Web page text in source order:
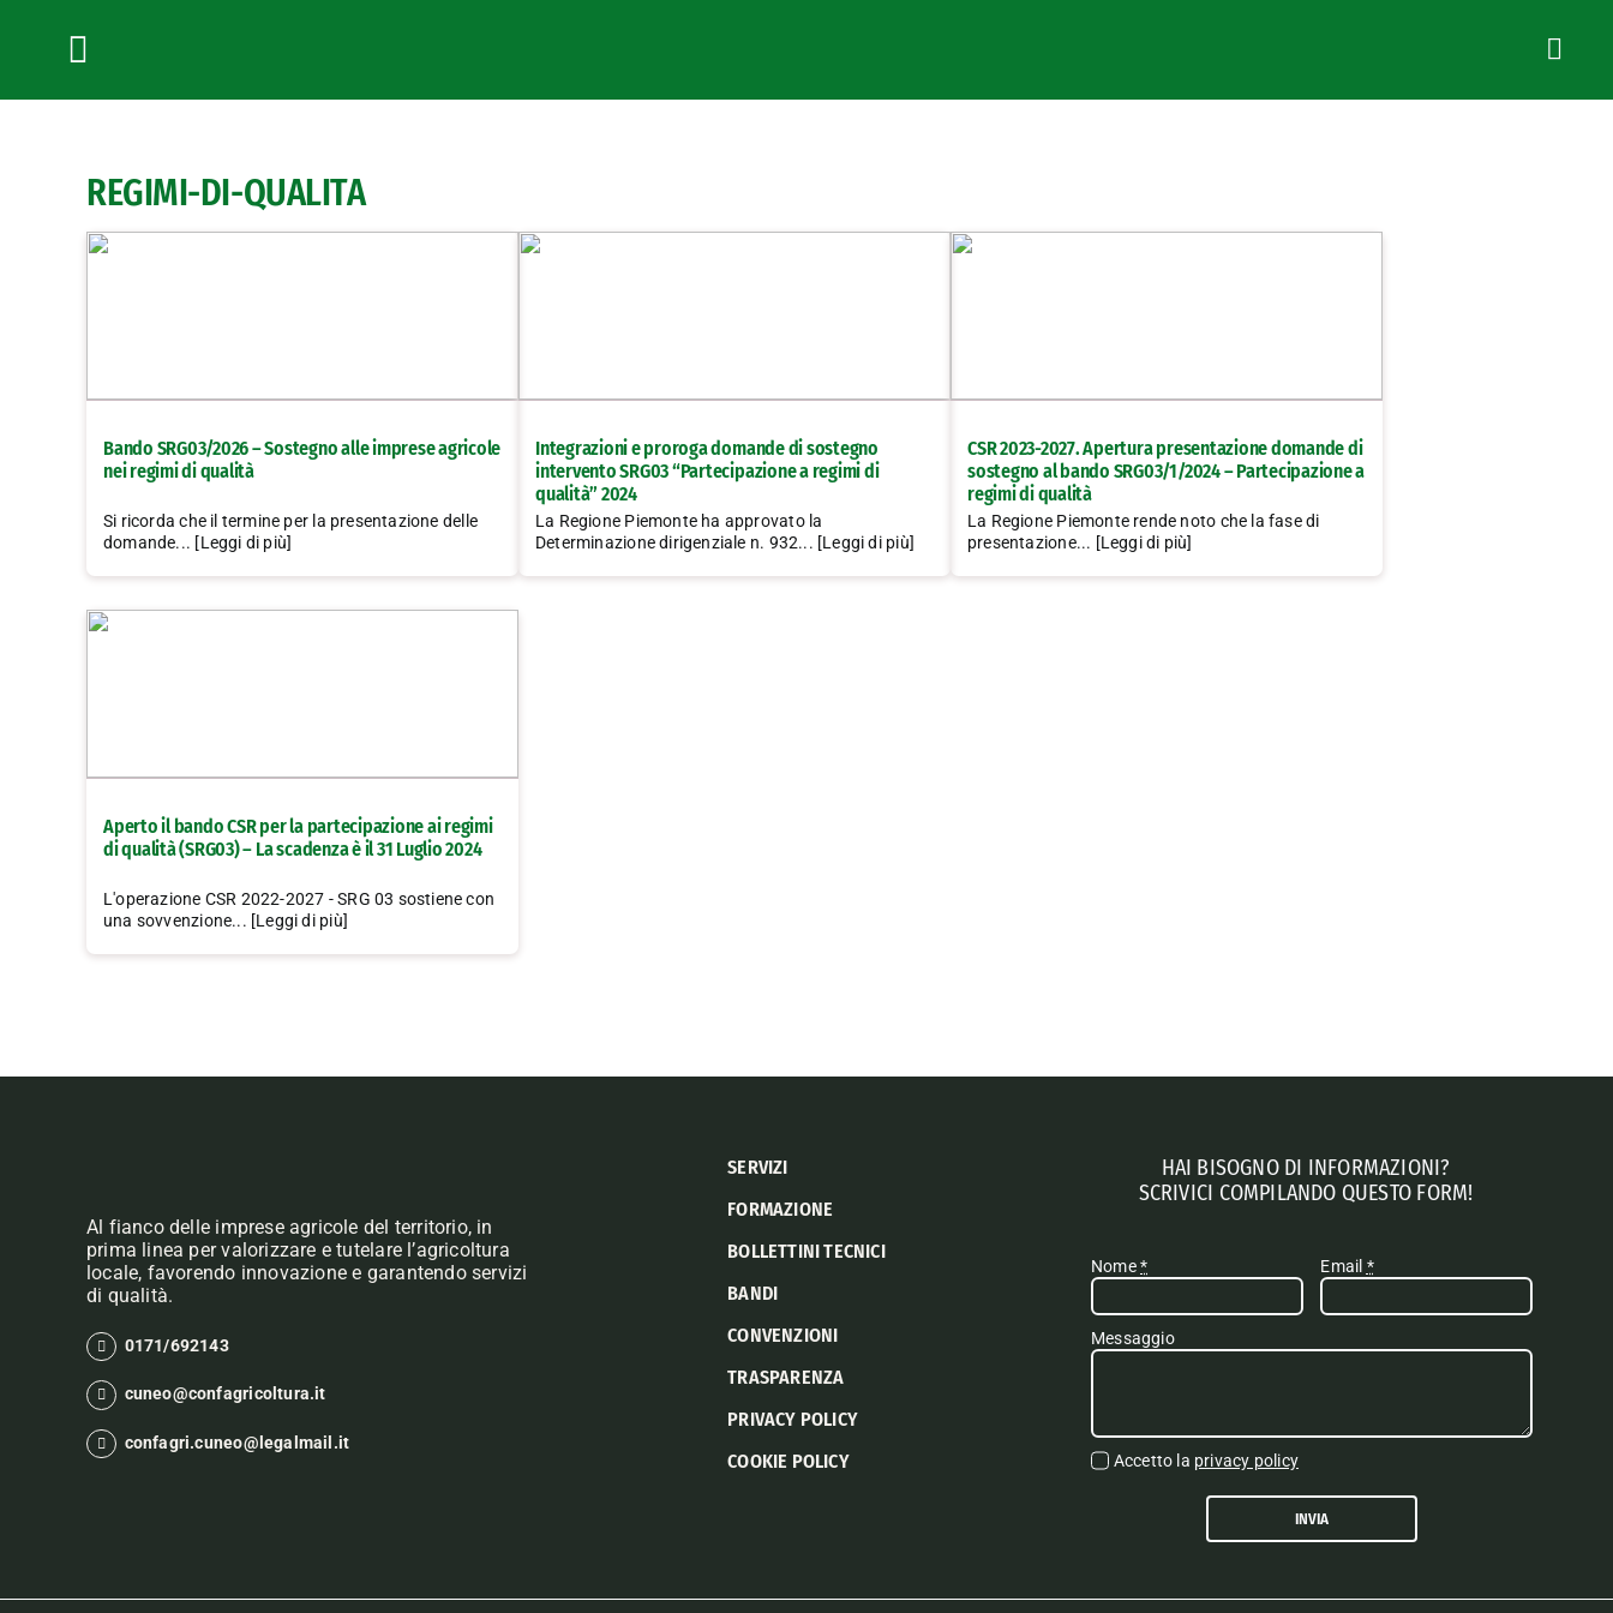
Toggle
Navigation
REGIMI-DI-QUALITA
Bando SRG03/2026 – Sostegno alle imprese agricole
nei regimi di qualità
Si ricorda che il termine per la presentazione delle
domande... [Leggi di più]
Integrazioni e proroga domande di sostegno
intervento SRG03 “Partecipazione a regimi di
qualità” 2024
La Regione Piemonte ha approvato la
Determinazione dirigenziale n. 932... [Leggi di più]
CSR 2023-2027. Apertura presentazione domande di
sostegno al bando SRG03/1/2024 – Partecipazione a
regimi di qualità
La Regione Piemonte rende noto che la fase di
presentazione... [Leggi di più]
Aperto il bando CSR per la partecipazione ai regimi
di qualità (SRG03) – La scadenza è il 31 Luglio 2024
L'operazione CSR 2022-2027 - SRG 03 sostiene con
una sovvenzione... [Leggi di più]
Al fianco delle imprese agricole del territorio, in
prima linea per valorizzare e tutelare l’agricoltura
locale, favorendo innovazione e garantendo servizi
di qualità.
0171/692143
cuneo@confagricoltura.it
confagri.cuneo@legalmail.it
SERVIZI
FORMAZIONE
BOLLETTINI TECNICI
BANDI
CONVENZIONI
TRASPARENZA
PRIVACY POLICY
COOKIE POLICY
HAI BISOGNO DI INFORMAZIONI?
SCRIVICI COMPILANDO QUESTO FORM!
Nome* Email *
Messaggio
Accetto la privacy policy
INVIA